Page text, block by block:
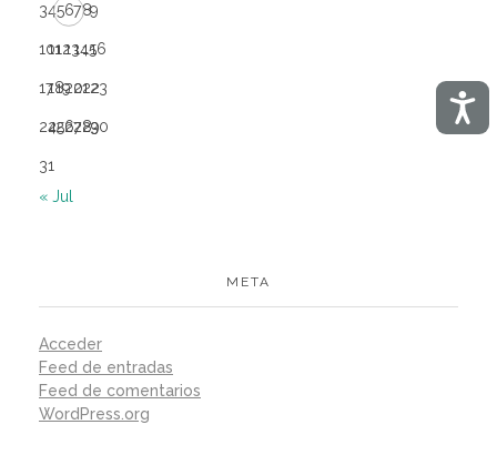
3456789
10111213141516
17181920
212223
24252627282930
31
« Jul
META
Acceder
Feed de entradas
Feed de comentarios
WordPress.org